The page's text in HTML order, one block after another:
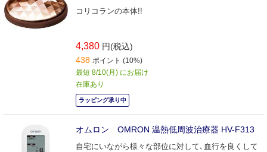
コリコランの本体!!
4,380 円(税込)
438 ポイント (10%)
最短 8/10(月) にお届け
在庫あり
ラッピング承り中
オムロン OMRON 温熱低周波治療器 HV-F313
自宅にいながら様々な部位に対して､血行を良くして